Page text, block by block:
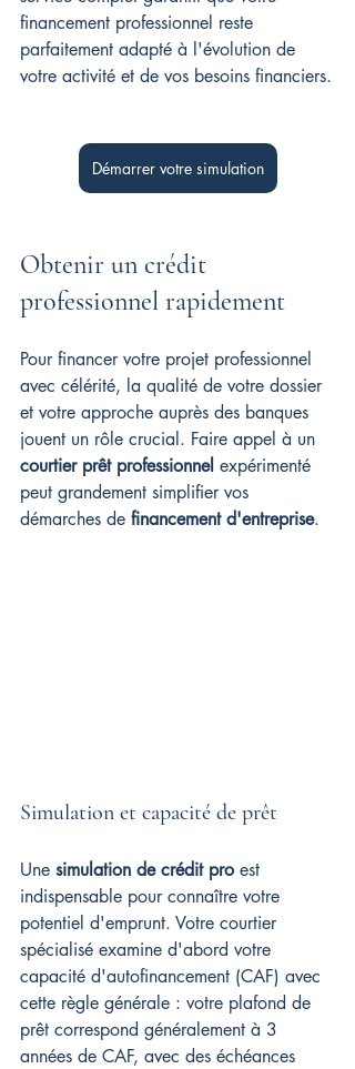
financement professionnel reste
parfaitement adapté à l'évolution de
votre activité et de vos besoins financiers.
Démarrer votre simulation
Obtenir un crédit
professionnel rapidement
Pour financer votre projet professionnel
avec célérité, la qualité de votre dossier
et votre approche auprès des banques
jouent un rôle crucial. Faire appel à un
courtier prêt professionnel expérimenté
peut grandement simplifier vos
démarches de financement d'entreprise.
Simulation et capacité de prêt
Une simulation de crédit pro est
indispensable pour connaître votre
potentiel d'emprunt. Votre courtier
spécialisé examine d'abord votre
capacité d'autofinancement (CAF) avec
cette règle générale : votre plafond de
prêt correspond généralement à 3
années de CAF, avec des échéances